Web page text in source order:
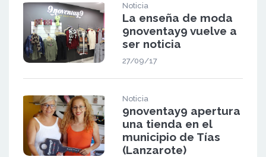
Noticia
La enseña de moda
9noventay9 vuelve a
ser noticia
27/09/17
Noticia
9noventay9 apertura
una tienda en el
municipio de Tías
(Lanzarote)